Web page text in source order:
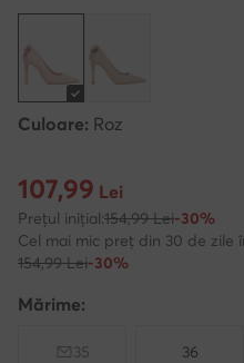
Culoare: Roz
Prețul actual 107,99 Lei
107,99 Lei
Prețul inițial:154,99 Lei-30%
Cel mai mic preț din 30 de zile
154,99 Lei-30%
Mărime:
35 36